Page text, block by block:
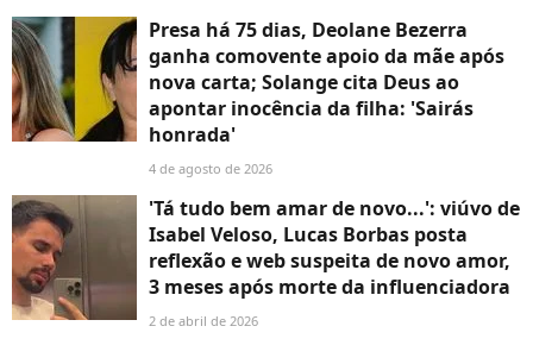
Presa há 75 dias, Deolane Bezerra
ganha comovente apoio da mãe após
nova carta; Solange cita Deus ao
apontar inocência da filha: 'Sairás
honrada'
4 de agosto de 2026
'Tá tudo bem amar de novo...': viúvo de
Isabel Veloso, Lucas Borbas posta
reflexão e web suspeita de novo amor,
3 meses após morte da influenciadora
2 de abril de 2026